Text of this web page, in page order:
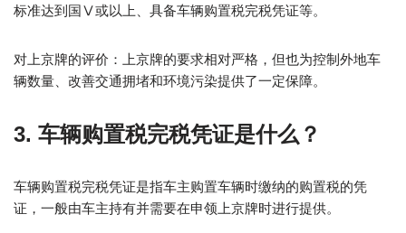
标准达到国Ⅴ或以上、具备车辆购置税完税凭证等。
对上京牌的评价：上京牌的要求相对严格，但也为控制外地车
辆数量、改善交通拥堵和环境污染提供了一定保障。
3. 车辆购置税完税凭证是什么？
车辆购置税完税凭证是指车主购置车辆时缴纳的购置税的凭
证，一般由车主持有并需要在申领上京牌时进行提供。